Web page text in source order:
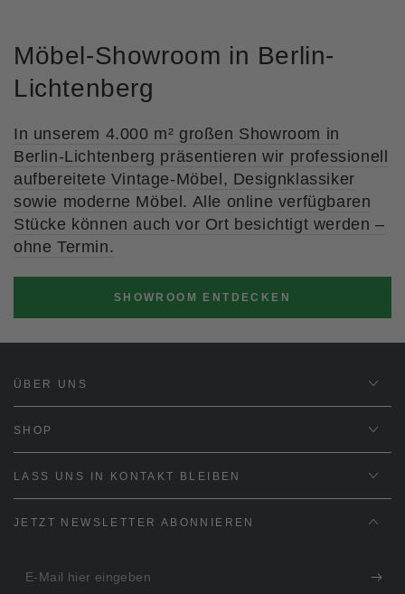
Möbel-Showroom in Berlin-
Lichtenberg
In unserem 4.000 m² großen Showroom in
Berlin-Lichtenberg präsentieren wir professionell
aufbereitete Vintage-Möbel, Designklassiker
sowie moderne Möbel. Alle online verfügbaren
Stücke können auch vor Ort besichtigt werden –
ohne Termin.
SHOWROOM ENTDECKEN
ÜBER UNS
SHOP
LASS UNS IN KONTAKT BLEIBEN
JETZT NEWSLETTER ABONNIEREN
E-